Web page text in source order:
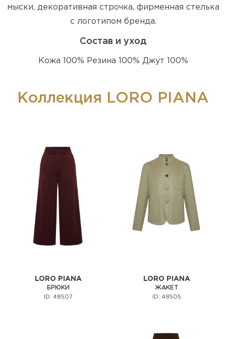
мыски, декоративная строчка, фирменная стелька
с логотипом бренда.
Состав и уход
Кожа 100% Резина 100% Джут 100%
Коллекция LORO PIANA
LORO PIANA
БРЮКИ
ID: 48507
LORO PIANA
ЖАКЕТ
ID: 48505